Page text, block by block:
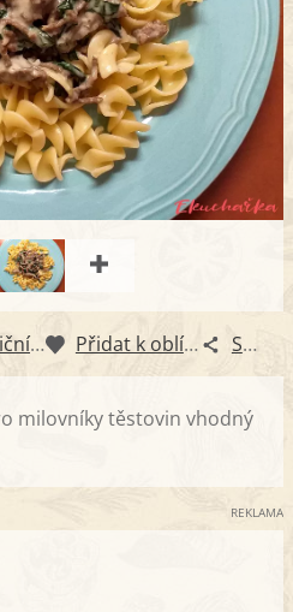
Zapsat do nutričního diáře Přidat k oblíbeným Sdílet
milovníky těstovin vhodný
REKLAMA